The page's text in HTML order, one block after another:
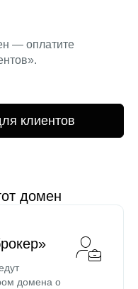
— оплатите
клиентов
домен
домена о